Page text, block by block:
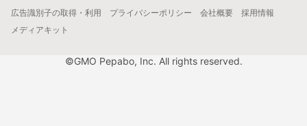
広告識別子の取得・利用
プライバシーポリシー 会社概要
採用情報
メディアキット
©GMO Pepabo, Inc. All rights reserved.